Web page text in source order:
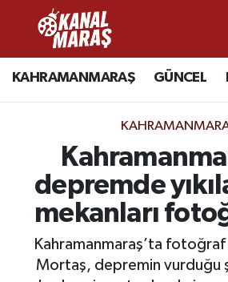
KAHRAMANMARAŞ GÜNCEL
depremde
mekanları
Kahramanmaraş’ta fotoğraf
Mortaş, depremin vurduğu
CANLI YAYIN
KAHRAMANMARAŞ
SPOR
SİYASET
EKONOMİ
Kahramanmaraş Nöbetçi
Kahramanmaraş Hava
Kahramanmaraş Trafik
Süper Lig Puan Durumu ve
Tüm Manşetler